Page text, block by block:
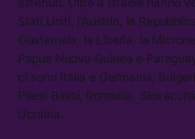
Stati Uniti, l’Austria, la
Guatemala, la Liberia, la
Papua Nuova Guinea e
ci sono Italia e Germania,
Paesi Bassi, Romania,
Ucraina.